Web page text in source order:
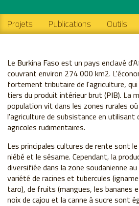
Main navigation
Projets Publications Outils
Le Burkina Faso est un pays enclavé
couvrant environ 274 000 km2.
fortement tributaire de l'agriculture,
tiers du produit intérieur brut (PIB). La
population vit dans les zones rurales
l'agriculture de subsistance en utilisant
agricoles rudimentaires.
Les principales cultures de rente sont
niébé et le sésame. Cependant, la
diversifiée dans la zone soudanienne
variété de racines et tubercules
taro), de fruits (mangues, les bananes
noix de cajou et la canne à sucre sont